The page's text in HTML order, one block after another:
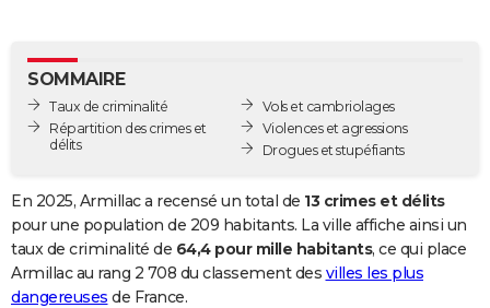
GUIDES D'ACHAT
BONS PLANS
Carte de Noël
Carte Bonne année
Carte Saint-Valentin
Carte Pâques
Carte d'anniversaire
DICTIONNAIRE
Dictionnaire
Biographies
Citations
Expressions
Proverbes
PROGRAMME TV
COPAINS D'AVANT
SOMMAIRE
Taux de criminalité
Répartition des crimes et
délits
Vols et cambriolages
Violences et agressions
Drogues et stupéfiants
En 2025, Armillac a recensé un total de 13 crimes et délits
pour une population de 209 habitants. La ville affiche ainsi un
taux de criminalité de 64,4 pour mille habitants, ce qui place
Armillac au rang 2 708 du classement des villes les plus
dangereuses de France.